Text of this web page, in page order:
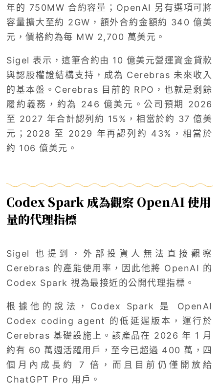
年的 750MW 合約容量；OpenAI 另有選項可將
容量擴大至約 2GW，額外合約金額約 340 億美
元，價格約為每 MW 2,700 萬美元。
Sigel 表示，這筆合約由 10 億美元營運資金貸款
與認股權證結構支持，成為 Cerebras 未來收入
的基本盤。Cerebras 目前的 RPO，也就是剩餘
履約義務，約為 246 億美元。公司預期 2026
至 2027 年合計認列約 15%，相當於約 37 億美
元；2028 至 2029 年再認列約 43%，相當於
約 106 億美元。
Codex Spark 成為觀察 OpenAI 使用
量的代理指標
Sigel 也提到，外部投資人無法直接觀察
Cerebras 的產能使用率，因此他將 OpenAI 的
Codex Spark 視為最接近的公開代理指標。
根據他的說法，Codex Spark 是 OpenAI
Codex coding agent 的低延遲版本，運行於
Cerebras 基礎設施上。該產品在 2026 年 1 月
約有 60 萬週活躍用戶，至今已超過 400 萬，四
個月內成長約 7 倍，而且目前仍僅開放給
ChatGPT Pro 用戶。